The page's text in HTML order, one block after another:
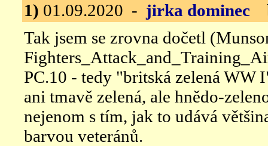
1) 01.09.2020 - jirka dominec
Tak jsem se zrovna dočetl
PC.10 - tedy "britská zelená WW
ani tmavě zelená, ale hnědo-
nejenom s tím, jak to udává
barvou veteránů.